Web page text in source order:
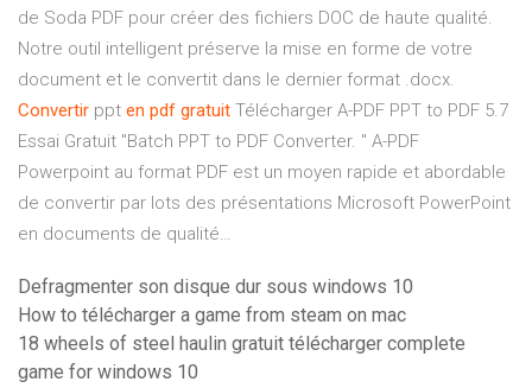
de Soda PDF pour créer des fichiers DOC de haute qualité.
Notre outil intelligent préserve la mise en forme de votre
document et le convertit dans le dernier format .docx.
Convertir ppt en pdf gratuit Télécharger A-PDF PPT to PDF 5.7
Essai Gratuit "Batch PPT to PDF Converter. " A-PDF
Powerpoint au format PDF est un moyen rapide et abordable
de convertir par lots des présentations Microsoft PowerPoint
en documents de qualité…
Defragmenter son disque dur sous windows 10
How to télécharger a game from steam on mac
18 wheels of steel haulin gratuit télécharger complete
game for windows 10